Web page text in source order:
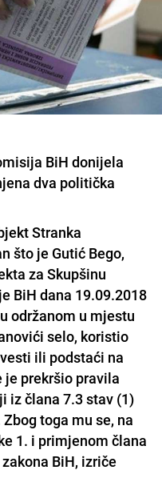
BiH donijela
dva politička
Stranka
što je Gutić Bego,
za Skupšinu
BiH dana 19.09.2018
održanom u mjestu
selo, koristio
ili podstaći na
je prekršio pravila
iz člana 7.3 stav (1)
toga mu se, na
1. i primjenom člana
BiH, izriče